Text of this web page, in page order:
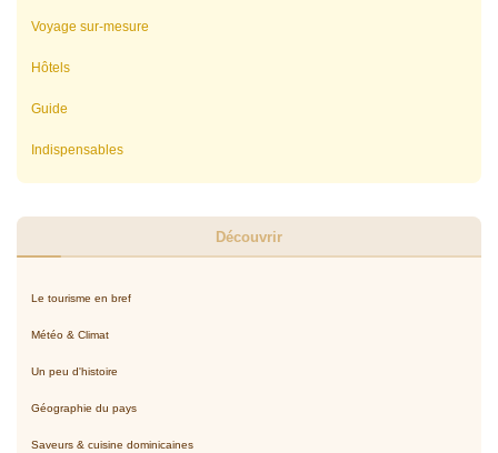
Voyage sur-mesure
Hôtels
Guide
Indispensables
Découvrir
Le tourisme en bref
Météo & Climat
Un peu d'histoire
Géographie du pays
Saveurs & cuisine dominicaines